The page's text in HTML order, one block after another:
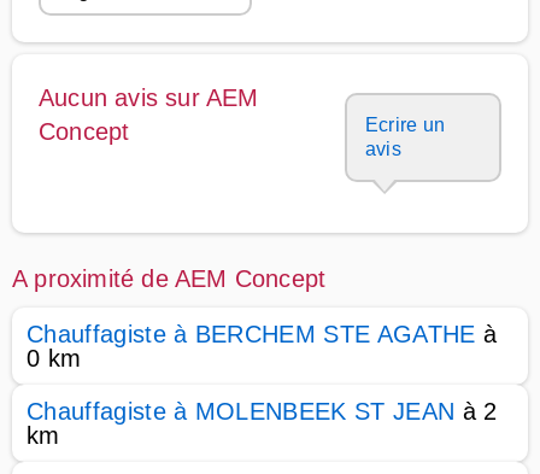
Aucun avis sur AEM
Concept
Ecrire un
avis
A proximité de AEM Concept
Chauffagiste à BERCHEM STE AGATHE à
0 km
Chauffagiste à MOLENBEEK ST JEAN à 2
km